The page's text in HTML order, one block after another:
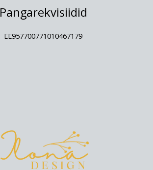
Pangarekvisiidid
EE957700771010467179